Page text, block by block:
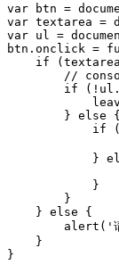
var btn =
var textarea =
var ul =
btn.onclick =
if
//
if
        } else {
if
}
            }
        }
    } else {
alert('
    }
}